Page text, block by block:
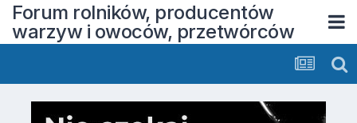
Forum rolników, producentów
warzyw i owoców, przetwórców